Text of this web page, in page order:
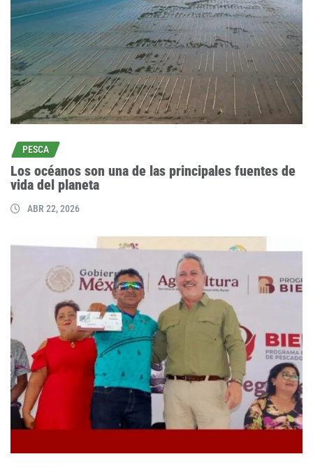
PESCA
Los océanos son una de las principales fuentes de
vida del planeta
ABR 22, 2026